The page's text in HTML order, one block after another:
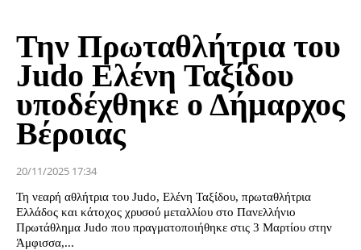
Την Πρωταθλήτρια του
Judo Ελένη Ταξίδου
υποδέχθηκε ο Δήμαρχος
Βέροιας
20/11/2025 17:34
Τη νεαρή αθλήτρια του Judo, Ελένη Ταξίδου, πρωταθλήτρια
Ελλάδος και κάτοχος χρυσού μεταλλίου στο Πανελλήνιο
Πρωτάθλημα Judo που πραγματοποιήθηκε στις 3 Μαρτίου στην
Άμφισσα,...